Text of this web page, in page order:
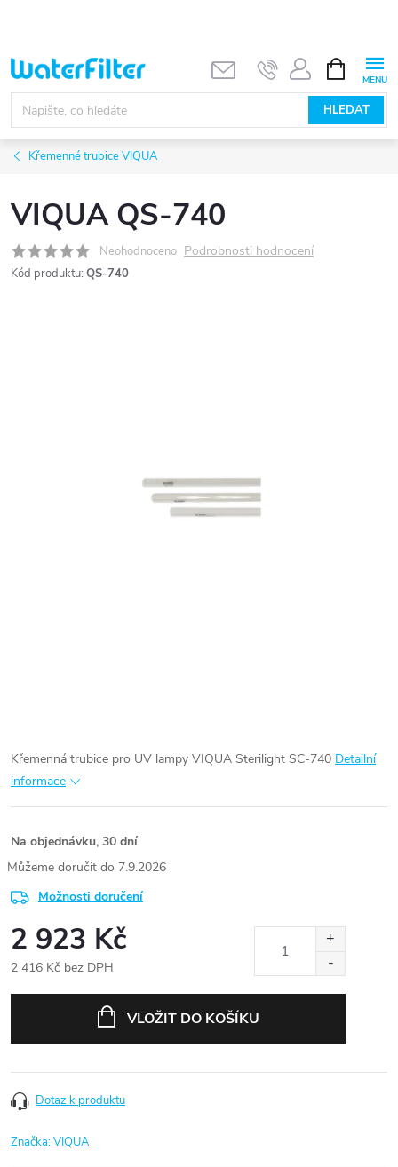
obsah
HLEDAT
NÁKUPNÍ
KOŠÍK
Křemenné trubice VIQUA
VIQUA QS-740
Neohodnoceno Podrobnosti hodnocení
Kód produktu: QS-740
Křemenná trubice pro UV lampy VIQUA Sterilight SC-740 Detailní
informace
Na objednávku, 30 dní
7.9.2026
Možnosti doručení
2 923 Kč
2 416 Kč bez DPH
VLOŽIT DO KOŠÍKU
Dotaz k produktu
Značka:VIQUA